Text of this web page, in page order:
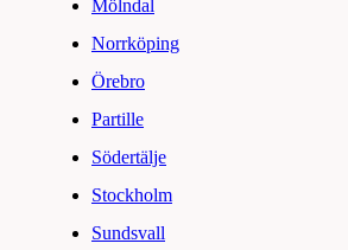
Mölndal
Norrköping
Örebro
Partille
Södertälje
Stockholm
Sundsvall